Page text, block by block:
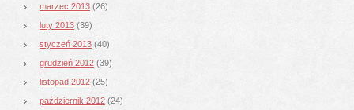
marzec 2013 (26)
luty 2013 (39)
styczeń 2013 (40)
grudzień 2012 (39)
listopad 2012 (25)
październik 2012 (24)